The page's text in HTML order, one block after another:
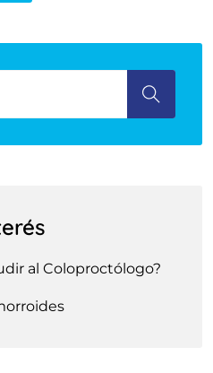
al Coloproctólogo?